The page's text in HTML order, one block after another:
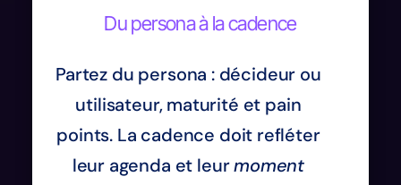
Du persona à la cadence
Partez du persona : décideur ou
utilisateur, maturité et pain
points. La cadence doit refléter
leur agenda et leurmoment